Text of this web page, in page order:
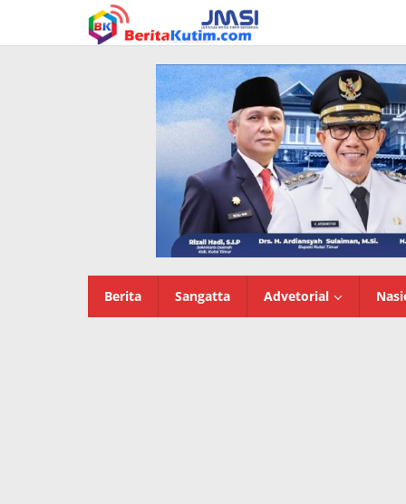
konten
Berita Sangatta Advetorial